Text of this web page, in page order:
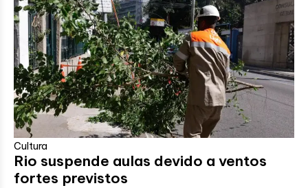
Cultura
Rio suspende aulas devido a ventos
fortes previstos